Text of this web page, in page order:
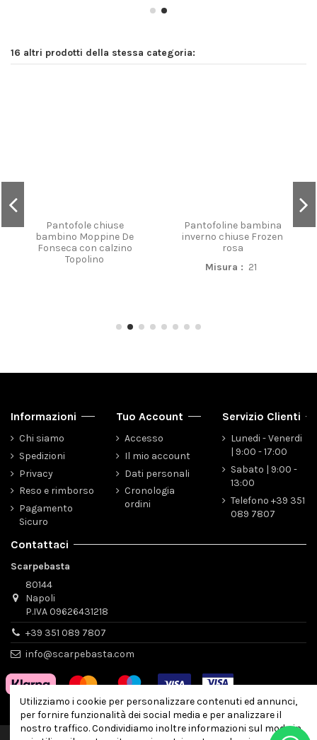
16 altri prodotti della stessa categoria:
Informazioni
Chi siamo
Spedizioni
Privacy
Reso e rimborso
Pagamento
Sicuro
Tuo Account
Accesso
Il mio account
Dati personali
Cronologia
ordini
Servizio Clienti
Lunedi - Venerdi
| 9:00 - 17:00
Sabato | 9:00 -
13:00
Telefono +39 351
089 7807
Contattaci
Scarpebasta
80144
Napoli
P.IVA 09626431218
+39 351 089 7807
info@scarpebasta.com
Utilizziamo i cookie per personalizzare contenuti ed annunci,
per fornire funzionalità dei social media e per analizzare il
nostro traffico. Condividiamo inoltre informazioni sul modo in